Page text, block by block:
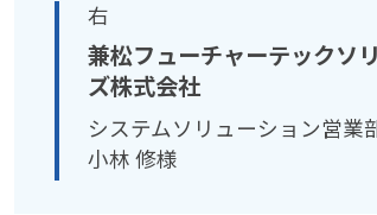
右
兼松フューチャーテックソ
ズ株式会社
システムソリューション営業
小林 修様